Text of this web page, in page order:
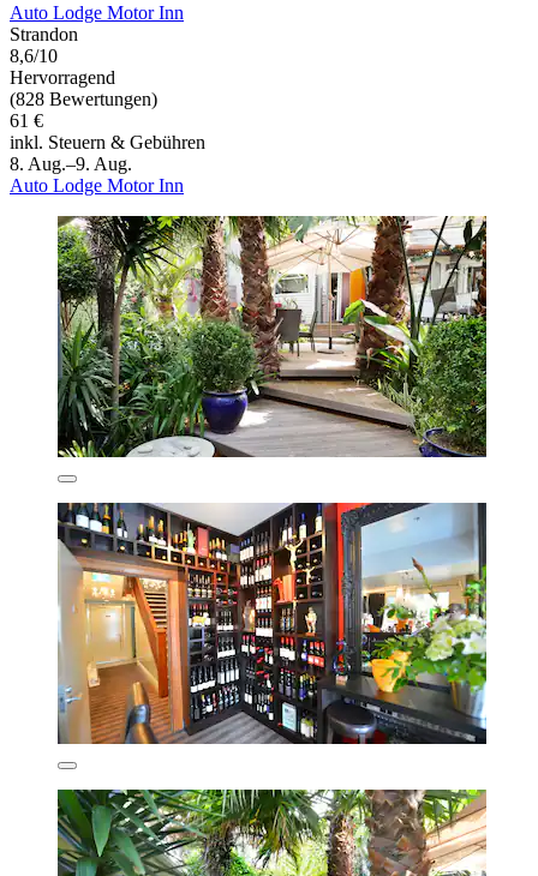
Auto Lodge Motor Inn
Strandon
8,6/10
Hervorragend
(828 Bewertungen)
61 €
inkl. Steuern & Gebühren
8. Aug.–9. Aug.
Auto Lodge Motor Inn